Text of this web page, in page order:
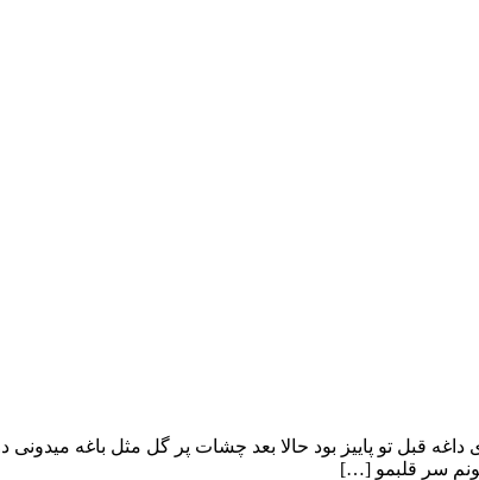
ی داغه قبل تو پاییز بود حالا بعد چشات پر گل مثل باغه
سر قلبمو […]